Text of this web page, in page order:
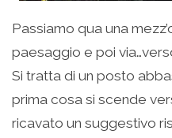
Passiamo qua una
paesaggio e poi
Si tratta di un posto
prima cosa si scende
ricavato un suggestivo